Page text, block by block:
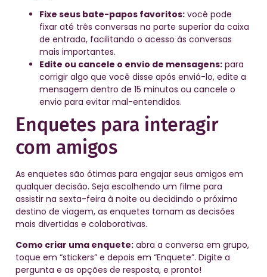
Fixe seus bate-papos favoritos: você pode
fixar até três conversas na parte superior da caixa
de entrada, facilitando o acesso às conversas
mais importantes.
Edite ou cancele o envio de mensagens: para
corrigir algo que você disse após enviá-lo, edite a
mensagem dentro de 15 minutos ou cancele o
envio para evitar mal-entendidos.
Enquetes para interagir
com amigos
As enquetes são ótimas para engajar seus amigos em
qualquer decisão. Seja escolhendo um filme para
assistir na sexta-feira à noite ou decidindo o próximo
destino de viagem, as enquetes tornam as decisões
mais divertidas e colaborativas.
Como criar uma enquete: abra a conversa em grupo,
toque em “stickers” e depois em “Enquete”. Digite a
pergunta e as opções de resposta, e pronto!